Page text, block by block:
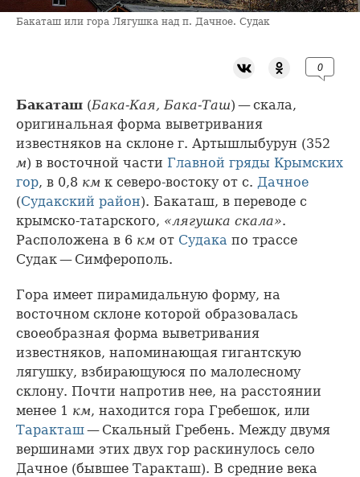
Бакаташ или гора Лягушка над п. Дачное. Судак
0
Бакаташ (Бака-Кая, Бака-Таш) — скала,
оригинальная форма выветривания
известняков на склоне г. Артышлыбурун (352
м) в восточной части Главной гряды Крымских
гор, в 0,8 км к северо-востоку от с. Дачное
(Судакский район). Бакаташ, в переводе с
крымско-татарского, «лягушка скала».
Расположена в 6 км от Судака по трассе
Судак — Симферополь.
Гора имеет пирамидальную форму, на
восточном склоне которой образовалась
своеобразная форма выветривания
известняков, напоминающая гигантскую
лягушку, взбирающуюся по малолесному
склону. Почти напротив нее, на расстоянии
менее 1 км, находится гора Гребешок, или
Таракташ— Скальный Гребень. Между двумя
вершинами этих двух гор раскинулось село
Дачное (бывшее Таракташ). В средние века